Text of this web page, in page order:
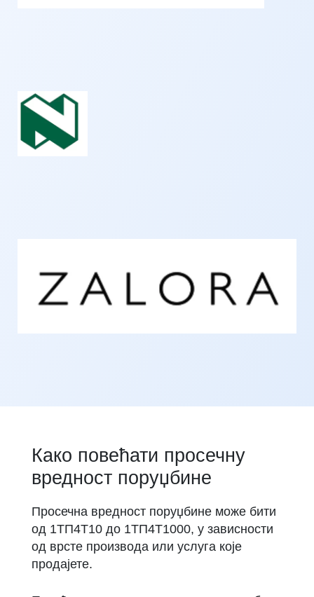
Како повећати просечну
вредност поруџбине
Просечна вредност поруџбине може бити
од 1ТП4Т10 до 1ТП4Т1000, у зависности
од врсте производа или услуга које
продајете.